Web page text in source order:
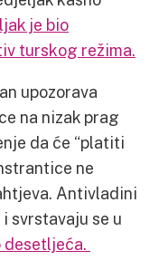
je bio
turskog režima.
upozorava
na nizak prag
da će “platiti
ne
Antivladini
svrstavaju se u
desetljeća.